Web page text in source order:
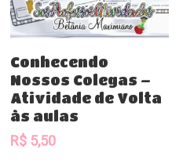
Comprar
Conhecendo
Nossos Colegas –
Atividade de Volta
às aulas
R$ 5,50